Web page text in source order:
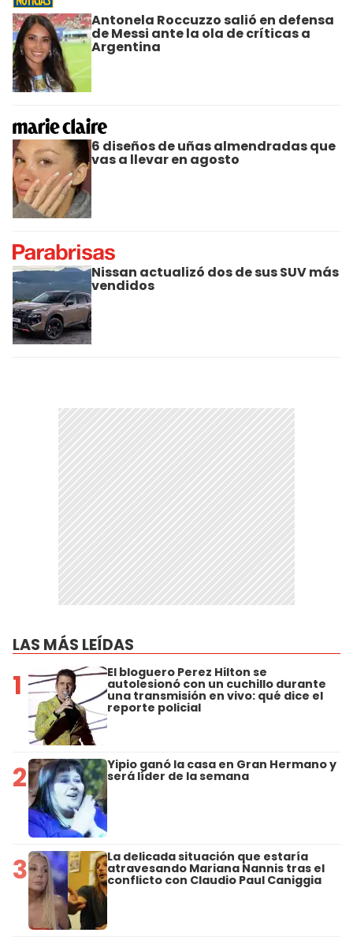
Antonela Roccuzzo salió en defensa
de Messi ante la ola de críticas a
Argentina
6 diseños de uñas almendradas que
vas a llevar en agosto
Nissan actualizó dos de sus SUV más
vendidos
LAS MÁS LEÍDAS
1 El bloguero Perez Hilton se
autolesionó con un cuchillo durante
una transmisión en vivo: qué dice el
reporte policial
2 Yipio ganó la casa en Gran Hermano y
será líder de la semana
3 La delicada situación que estaría
atravesando Mariana Nannis tras el
conflicto con Claudio Paul Caniggia